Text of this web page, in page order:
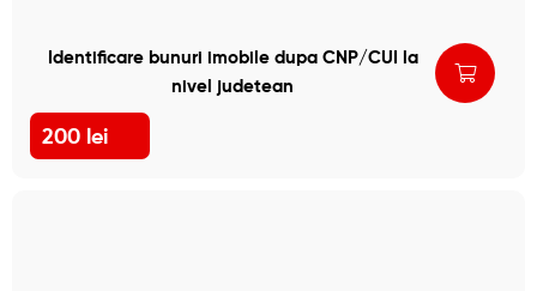
Identificare bunuri imobile dupa CNP/CUI la
nivel judetean
200 lei